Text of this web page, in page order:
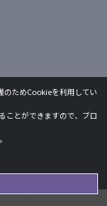
のためCookieを利用してい
ことができますので、ブロ